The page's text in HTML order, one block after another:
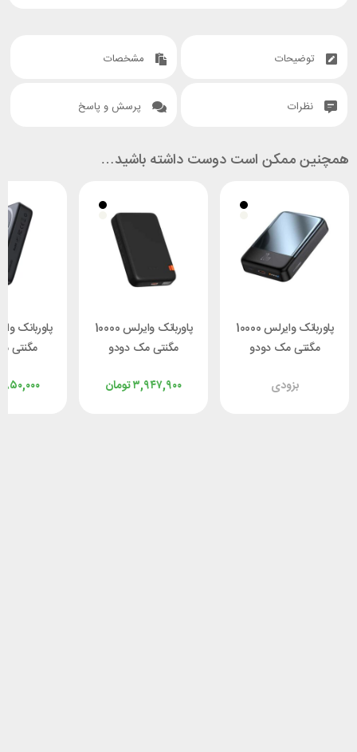
توضیحات مشخصات
نظرات پرسش و پاسخ
همچنین ممکن است دوست داشته باشید…
پاوربانک وایرلس 10000
مگنتی مک دودو
توان 20 وات
بزودی
پاوربانک وایرلس 10000
مگنتی مک دودو
توان 20 وات
تومان۳,۹۴۷,۹۰۰
مگنتی
توان 20 وات